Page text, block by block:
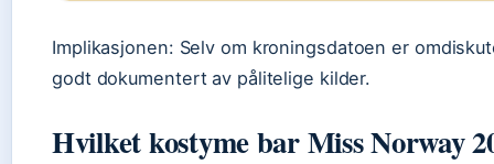
Implikasjonen: Selv om kroningsdatoen er
godt dokumentert av pålitelige kilder.
Hvilket kostyme bar Miss Norway